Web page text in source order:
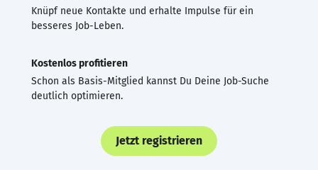
Knüpf neue Kontakte und erhalte Impulse für ein
besseres Job-Leben.
Kostenlos profitieren
Schon als Basis-Mitglied kannst Du Deine Job-Suche
deutlich optimieren.
Jetzt registrieren